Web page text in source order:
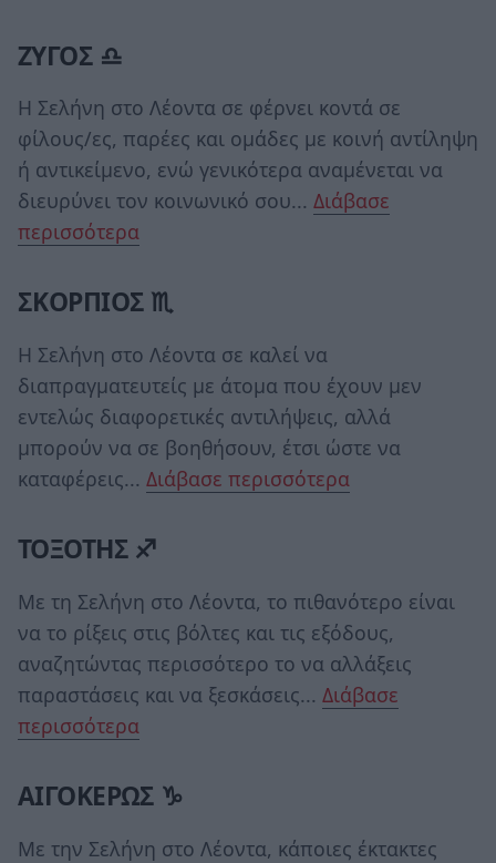
ΖΥΓΟΣ ♎
Η Σελήνη στο Λέοντα σε φέρνει κοντά σε
φίλους/ες, παρέες και ομάδες με κοινή αντίληψη
ή αντικείμενο, ενώ γενικότερα αναμένεται να
διευρύνει τον κοινωνικό σου... Διάβασε
περισσότερα
ΣΚΟΡΠΙΟΣ ♏
Η Σελήνη στο Λέοντα σε καλεί να
διαπραγματευτείς με άτομα που έχουν μεν
εντελώς διαφορετικές αντιλήψεις, αλλά
μπορούν να σε βοηθήσουν, έτσι ώστε να
καταφέρεις... Διάβασε περισσότερα
ΤΟΞΟΤΗΣ ♐
Με τη Σελήνη στο Λέοντα, το πιθανότερο είναι
να το ρίξεις στις βόλτες και τις εξόδους,
αναζητώντας περισσότερο το να αλλάξεις
παραστάσεις και να ξεσκάσεις... Διάβασε
περισσότερα
ΑΙΓΟΚΕΡΩΣ ♑
Με την Σελήνη στο Λέοντα, κάποιες έκτακτες